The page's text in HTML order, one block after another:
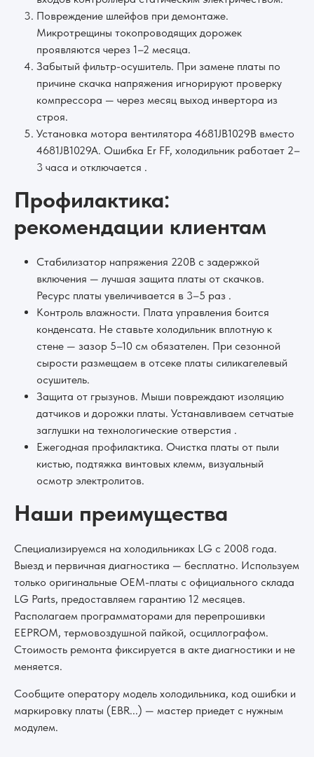
Повреждение шлейфов при демонтаже.
Микротрещины токопроводящих дорожек
проявляются через 1–2 месяца.
Забытый фильтр-осушитель. При замене платы по
причине скачка напряжения игнорируют проверку
компрессора — через месяц выход инвертора из
строя.
Установка мотора вентилятора 4681JB1029B вместо
4681JB1029A. Ошибка Er FF, холодильник работает 2–
3 часа и отключается .
Профилактика:
рекомендации клиентам
Стабилизатор напряжения 220В с задержкой
включения — лучшая защита платы от скачков.
Ресурс платы увеличивается в 3–5 раз .
Контроль влажности. Плата управления боится
конденсата. Не ставьте холодильник вплотную к
стене — зазор 5–10 см обязателен. При сезонной
сырости размещаем в отсеке платы силикагелевый
осушитель.
Защита от грызунов. Мыши повреждают изоляцию
датчиков и дорожки платы. Устанавливаем сетчатые
заглушки на технологические отверстия .
Ежегодная профилактика. Очистка платы от пыли
кистью, подтяжка винтовых клемм, визуальный
осмотр электролитов.
Наши преимущества
Специализируемся на холодильниках LG с 2008 года.
Выезд и первичная диагностика — бесплатно. Используем
только оригинальные OEM-платы с официального склада
LG Parts, предоставляем гарантию 12 месяцев.
Располагаем программаторами для перепрошивки
EEPROM, термовоздушной пайкой, осциллографом.
Стоимость ремонта фиксируется в акте диагностики и не
меняется.
Сообщите оператору модель холодильника, код ошибки и
маркировку платы (EBR...) — мастер приедет с нужным
модулем.